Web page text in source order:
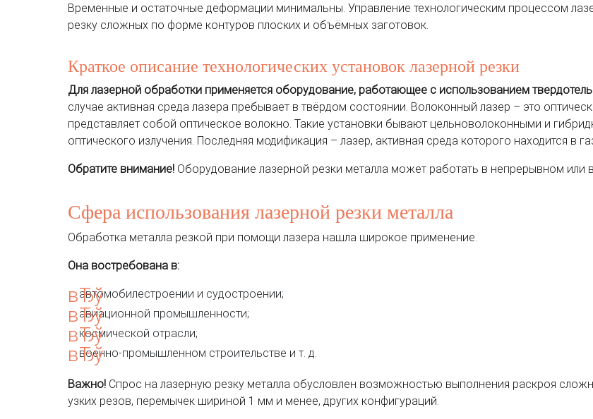
Временные и остаточные деформации минимальны. Управление технологическим процессом
резку сложных по форме контуров плоских и объёмных заготовок.
Краткое описание технологических установок лазерной резки
Для лазерной обработки применяется оборудование, работающее с использованием
случае активная среда лазера пребывает в твёрдом состоянии. Волоконный лазер – это
представляет собой оптическое волокно. Такие установки бывают цельноволоконными и
оптического излучения. Последняя модификация – лазер, активная среда которого находится в
Обратите внимание! Оборудование лазерной резки металла может работать в непрерывном
Сфера использования лазерной резки металла
Обработка металла резкой при помощи лазера нашла широкое применение.
Она востребована в:
автомобилестроении и судостроении;
авиационной промышленности;
космической отрасли;
военно-промышленном строительстве и т. д.
Важно! Спрос на лазерную резку металла обусловлен возможностью выполнения раскроя
узких резов, перемычек шириной 1 мм и менее, других конфигураций.